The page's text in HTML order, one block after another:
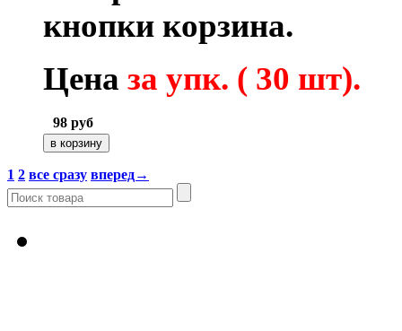
кнопки корзина.
Цена за упк. ( 30 шт).
98 руб
1 2 все сразу вперед→